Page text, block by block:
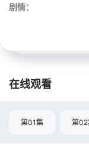
剧情：
在线观看
第01集 第02